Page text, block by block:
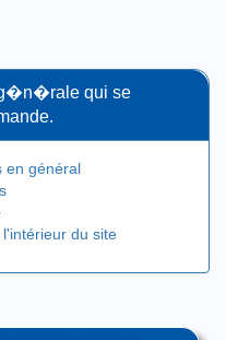
qui se
en général
du site